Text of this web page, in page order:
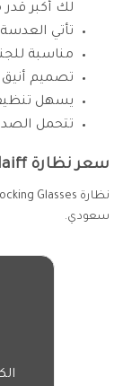
لك أكبر قدر
تأتي
مناسبة
تصميم
يسهل
تتحمل
سعر نظارة Brigtlaiff:
سعودي.